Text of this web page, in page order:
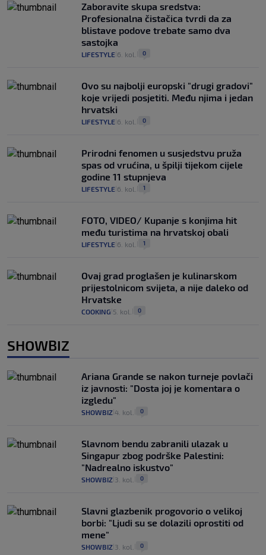
Zaboravite skupa sredstva:
Profesionalna čistačica tvrdi da za
blistave podove trebate samo dva
sastojka
LIFESTYLE 6. kol. 0
Ovo su najbolji europski "drugi gradovi"
koje vrijedi posjetiti. Među njima i jedan
hrvatski
LIFESTYLE 6. kol. 0
Prirodni fenomen u susjedstvu pruža
spas od vrućina, u špilji tijekom cijele
godine 11 stupnjeva
LIFESTYLE 6. kol. 1
FOTO, VIDEO/ Kupanje s konjima hit
među turistima na hrvatskoj obali
LIFESTYLE 6. kol. 1
Ovaj grad proglašen je kulinarskom
prijestolnicom svijeta, a nije daleko od
Hrvatske
COOKING 5. kol. 0
SHOWBIZ
Ariana Grande se nakon turneje povlači
iz javnosti: "Dosta joj je komentara o
izgledu"
SHOWBIZ 4. kol. 0
Slavnom bendu zabranili ulazak u
Singapur zbog podrške Palestini:
"Nadrealno iskustvo"
SHOWBIZ 3. kol. 0
Slavni glazbenik progovorio o velikoj
borbi: "Ljudi su se dolazili oprostiti od
mene"
SHOWBIZ 3. kol. 0